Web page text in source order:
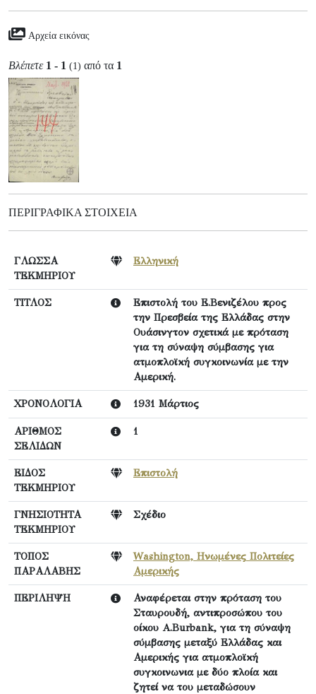
Αρχεία εικόνας
Βλέπετε 1 - 1 (1) από τα 1
ΠΕΡΙΓΡΑΦΙΚΆ ΣΤΟΙΧΕΊΑ
ΓΛΩΣΣΑ
ΤΕΚΜΗΡΙΟΥ
Ελληνική
ΤΙΤΛΟΣ
Επιστολή του Ε.Βενιζέλου προς
την Πρεσβεία της Ελλάδας στην
Ουάσινγτον σχετικά με πρόταση
για τη σύναψη σύμβασης για
ατμοπλοϊκή συγκοινωνία με την
Αμερική.
ΧΡΟΝΟΛΟΓΙΑ 1931 Μάρτιος
ΑΡΙΘΜΟΣ
ΣΕΛΙΔΩΝ
1
ΕΙΔΟΣ
ΤΕΚΜΗΡΙΟΥ
Επιστολή
ΓΝΗΣΙΟΤΗΤΑ
ΤΕΚΜΗΡΙΟΥ
Σχέδιο
ΤΟΠΟΣ
ΠΑΡΑΛΑΒΗΣ
Washington, Ηνωμένες Πολιτείες
Αμερικής
ΠΕΡΙΛΗΨΗ
Αναφέρεται στην πρόταση του
Σταυρουδή, αντιπροσώπου του
οίκου A.Burbank, για τη σύναψη
σύμβασης μεταξύ Ελλάδας και
Αμερικής για ατμοπλοϊκή
συγκοινωνια με δύο πλοία και
ζητεί να του μεταδώσουν